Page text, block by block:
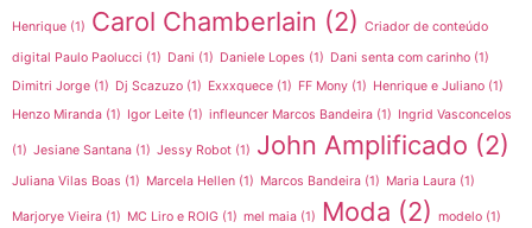
Henrique (1) Carol Chamberlain (2) Criador de conteúdo
digital Paulo Paolucci (1) Dani (1) Daniele Lopes (1) Dani senta com carinho (1)
Dimitri Jorge (1) Dj Scazuzo (1) Exxxquece (1) FF Mony (1) Henrique e Juliano (1)
Henzo Miranda (1) Igor Leite (1) infleuncer Marcos Bandeira (1) Ingrid Vasconcelos
(1) Jesiane Santana (1) Jessy Robot (1) John Amplificado (2)
Juliana Vilas Boas (1) Marcela Hellen (1) Marcos Bandeira (1) Maria Laura (1)
Marjorye Vieira (1) MC Liro e ROIG (1) mel maia (1) Moda (2) modelo (1)